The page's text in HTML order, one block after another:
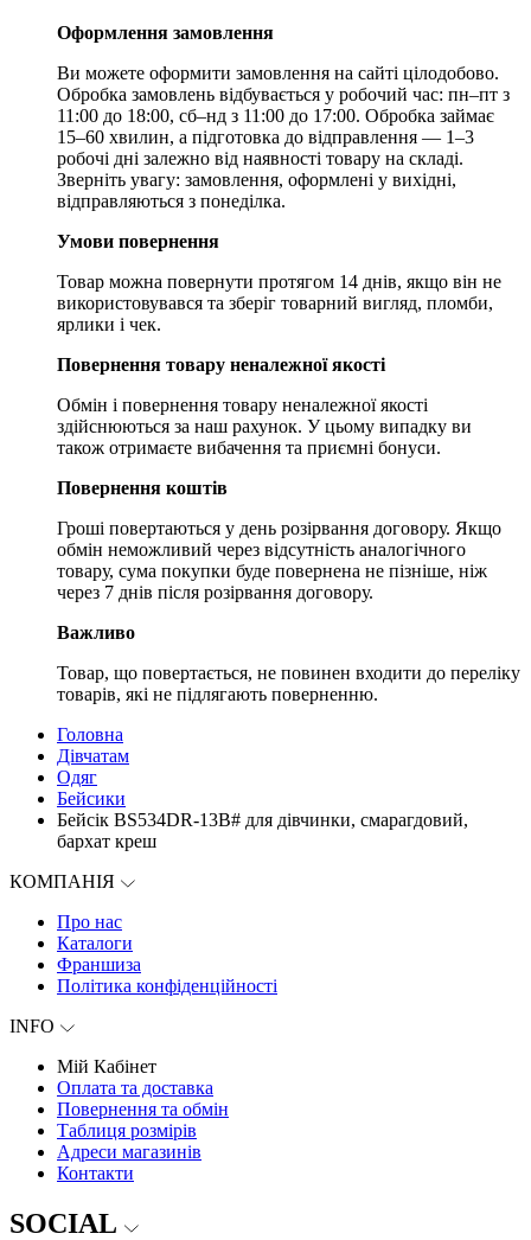
Оформлення замовлення
Ви можете оформити замовлення на сайті цілодобово.
Обробка замовлень відбувається у робочий час: пн–пт з
11:00 до 18:00, сб–нд з 11:00 до 17:00. Обробка займає
15–60 хвилин, а підготовка до відправлення — 1–3
робочі дні залежно від наявності товару на складі.
Зверніть увагу: замовлення, оформлені у вихідні,
відправляються з понеділка.
Умови повернення
Товар можна повернути протягом 14 днів, якщо він не
використовувався та зберіг товарний вигляд, пломби,
ярлики і чек.
Повернення товару неналежної якості
Обмін і повернення товару неналежної якості
здійснюються за наш рахунок. У цьому випадку ви
також отримаєте вибачення та приємні бонуси.
Повернення коштів
Гроші повертаються у день розірвання договору. Якщо
обмін неможливий через відсутність аналогічного
товару, сума покупки буде повернена не пізніше, ніж
через 7 днів після розірвання договору.
Важливо
Товар, що повертається, не повинен входити до переліку
товарів, які не підлягають поверненню.
Головна
Дівчатам
Одяг
Бейсики
Бейсік BS534DR-13B# для дівчинки, смарагдовий,
бархат креш
КОМПАНІЯ
Про нас
Каталоги
Франшиза
Політика конфіденційності
INFO
Мій Кабінет
Оплата та доставка
Повернення та обмін
Таблиця розмірів
Адреси магазинів
Контакти
SOCIAL